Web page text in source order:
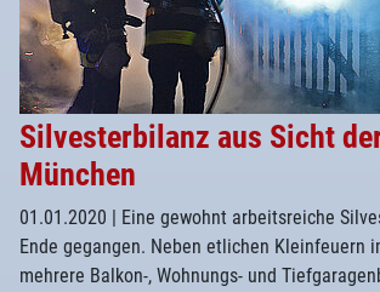
Silvesterbilanz aus Sicht
München
01.01.2020 | Eine gewohnt arbeitsreiche
Ende gegangen. Neben etlichen Kleinfeuern
mehrere Balkon-, Wohnungs- und